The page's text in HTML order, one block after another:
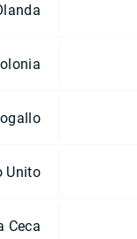
Unito
Ceca